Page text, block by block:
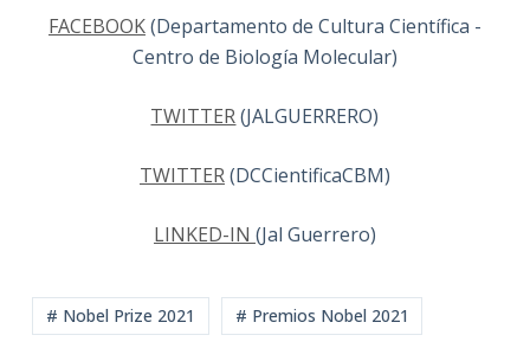
FACEBOOK(Departamento de Cultura Científica -
Centro de Biología Molecular)
TWITTER(JALGUERRERO)
TWITTER(DCCientificaCBM)
LINKED-IN (Jal Guerrero)
# Nobel Prize 2021 # Premios Nobel 2021